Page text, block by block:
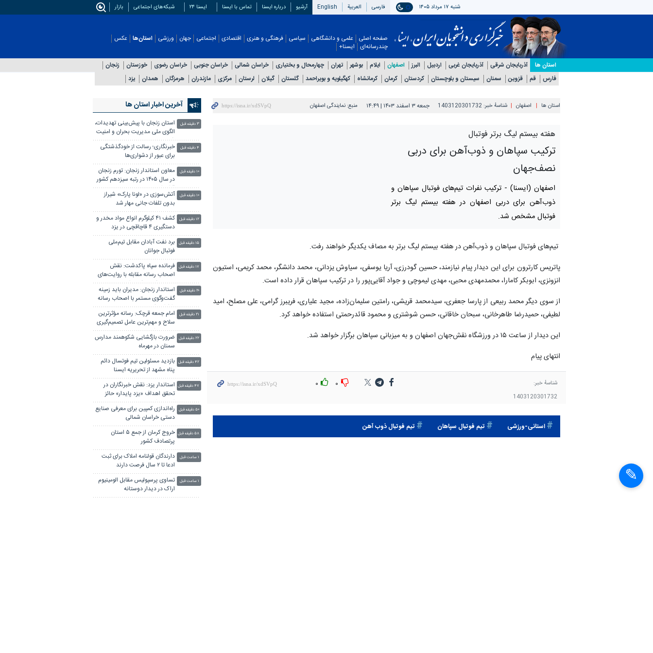
شنبه ۱۷ مرداد ۱۴۰۵ فارسی العربیة English آرشیو درباره ایسنا تماس با ایسنا ایسنا ۲۴ شبکه‌های اجتماعی بازار
صفحه اصلی علمی و دانشگاهی سیاسی فرهنگی و هنری اقتصادی اجتماعی جهان ورزشی استان‌ها
استان ها آذربایجان شرقی آذربایجان غربی اردبیل البرز اصفهان ایلام بوشهر تهران چهارمحال و بختیاری خراسان شمالی خراسان جنوبی خراسان رضوی خوزستان
زنجان
فارس
قم قزوین سمنان سیستان و بلوچستان کردستان کرمان کرمانشاه کهگیلویه و بویراحمد گلستان گیلان لرستان مرکزی مازندران هرمزگان همدان یزد
عکس
چندرسانه‌ای ایسنا+
استان ها اصفهان شناسهٔ خبر: 1403120301732 جمعه ۳ اسفند ۱۴۰۳ | ۱۴:۴۹ منبع: نمایندگی اصفهان
هفته بیستم لیگ برتر فوتبال
ترکیب سپاهان و ذوب‌آهن برای دربی
نصف‌جهان
اصفهان (ایسنا) - ترکیب نفرات تیم‌های فوتبال سپاهان و
ذوب‌آهن برای دربی اصفهان در هفته بیستم لیگ برتر
فوتبال مشخص شد.
تیم‌های فوتبال سپاهان و ذوب‌آهن در هفته بیستم لیگ برتر به مصاف یکدیگر خواهند رفت.
پاتریس کارترون برای این دیدار پیام نیازمند، حسین گودرزی، آریا یوسفی، سیاوش یزدانی، محمد دانشگر، محمد کریمی، استیون
انزونزی، ابوبکر کامارا، محمدمهدی محبی، مهدی لیموچی و جواد آقایی‌پور را در ترکیب سپاهان قرار داده است.
از سوی دیگر محمد ربیعی از پارسا جعفری، سیدمحمد قریشی، رامتین سلیمان‌زاده، مجید علیاری، فریبرز گرامی، علی مصلح، امید
لطیفی، حمیدرضا طاهرخانی، سبحان خاقانی، حسن شوشتری و محمود قائدرحمتی استفاده خواهد کرد.
این دیدار از ساعت ۱۵ در ورزشگاه نقش‌جهان اصفهان و به میزبانی سپاهان برگزار خواهد شد.
انتهای پیام
شناسهٔ خبر:
1403120301732
۰ ۰
استانی-ورزشی تيم فوتبال سپاهان تيم فوتبال ذوب آهن
آخرین اخبار استان ها
استان زنجان با پیش‌بینی تهدیدات،
الگوی ملی مدیریت بحران و امنیت
شد
۳ دقیقه قبل
خبرنگاری؛ رسالت از خودگذشتگی
برای عبور از دشواری‌ها
۴ دقیقه قبل
معاون استاندار زنجان: تورم زنجان
در سال ۱۴۰۵ در رتبه سیزدهم کشور
قرار دارد
۱۰ دقیقه قبل
آتش‌سوزی در «لونا پارک» شیراز
بدون تلفات جانی مهار شد
۱۰ دقیقه قبل
کشف ۴۱ کیلوگرم انواع مواد مخدر و
دستگیری ۴ قاچاقچی در یزد
۱۲ دقیقه قبل
برد نفت آبادان مقابل تیم‌ملی
فوتبال جوانان
۱۵ دقیقه قبل
فرمانده سپاه پاکدشت: نقش
اصحاب رسانه مقابله با روایت‌های
تحریف‌شده دشمن است
۱۷ دقیقه قبل
استاندار زنجان: مدیران باید زمینه
گفت‌وگوی مستمر با اصحاب رسانه
را فراهم کنند
۲۰ دقیقه قبل
امام جمعه قرچک: رسانه مؤثرترین
سلاح و مهم‌ترین عامل تصمیم‌گیری
در جهان است
۲۱ دقیقه قبل
ضرورت بازگشایی شکوهمند مدارس
سمنان در مهرماه
۲۲ دقیقه قبل
بازدید مسئولین تیم فوتسال دائم
پناه مشهد از تحریریه ایسنا
۴۲ دقیقه قبل
استاندار یزد: نقش خبرنگاران در
تحقق اهداف «یزد پایدار» حائز
اهمیت است
۴۷ دقیقه قبل
راه‌اندازی کمپین برای معرفی صنایع
دستی خراسان شمالی
۵۰ دقیقه قبل
خروج کرمان از جمع ۵ استان
پرتصادف کشور
۵۸ دقیقه قبل
دارندگان قولنامه املاک برای ثبت
ادعا تا ۲ سال فرصت دارند
۱ ساعت قبل
تساوی پرسپولیس مقابل الومینیوم
اراک در دیدار دوستانه
۱ ساعت قبل